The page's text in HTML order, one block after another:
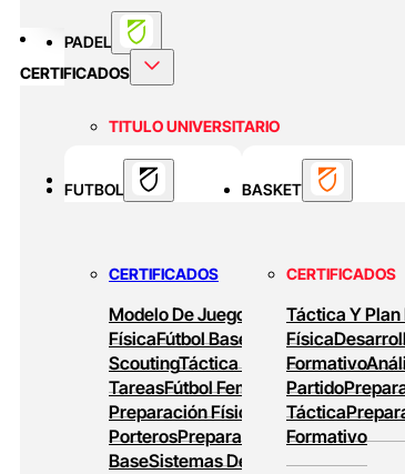
PADEL
TITULO UNIVERSITARIO
Curso Universitario Técnico En
Alto Rendimiento
BASKET
MASTERS ONLINE
Baloncesto Formativo
Preparación
En BaloncestoBaloncesto De Alto
Rendimiento
CERTIFICADOS
FUTBOL
CERTIFICADOS
Modelo De Juego
Preparación
FísicaFútbol Base
Análisis Y
ScoutingTáctica OfensivaDiseño De
TareasFútbol FemeninoTareas De
Preparación Física
Entrenamiento De
PorterosPreparación Física En Fútbol
BaseSistemas De Juego
BASKET
CERTIFICADOS
Táctica Y Plan
Física
Formativo
Partido
Táctica
Formativo